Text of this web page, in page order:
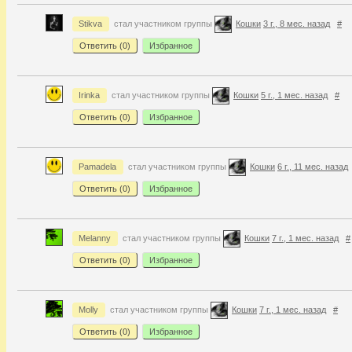
Stikva стал участником группы Кошки 3 г., 8 мес. назад #
Ответить (0) Избранное
Irinka стал участником группы Кошки 5 г., 1 мес. назад #
Ответить (0) Избранное
Pamadela стал участником группы Кошки 6 г., 11 мес. назад
Ответить (0) Избранное
Melanny стал участником группы Кошки 7 г., 1 мес. назад #
Ответить (0) Избранное
Molly стал участником группы Кошки 7 г., 1 мес. назад #
Ответить (0) Избранное